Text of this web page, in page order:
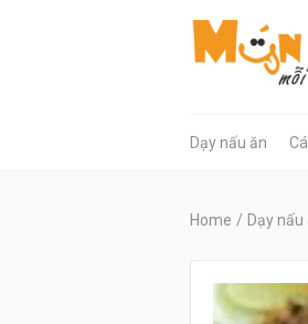
Dạy nấu ăn
Home / Dạy nấu